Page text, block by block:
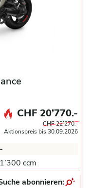
CHF 20’770.-
CHF 22’270.-
Aktionspreis bis 30.09.2026
-
1’300 ccm
abonnieren: